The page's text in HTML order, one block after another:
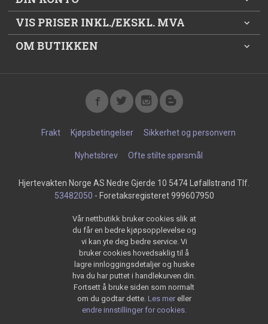
VIS PRISER INKL./EKSKL. MVA
OM BUTIKKEN
Frakt Kjøpsbetingelser Sikkerhet og personvern
Nyhetsbrev Ofte stilte spørsmål
Hjertevakten Norge AS Nedre Gjerde 10 5474 Løfallstrand Tlf.
53482050 - Foretaksregisteret 999607950
Vår nettbutikk bruker cookies slik at
du får en bedre kjøpsopplevelse og
vi kan yte deg bedre service. Vi
bruker cookies hovedsaklig til å
lagre innloggingsdetaljer og huske
hva du har puttet i handlekurven din.
Fortsett å bruke siden som normalt
om du godtar dette. Les mer eller
endre innstillinger for cookies.